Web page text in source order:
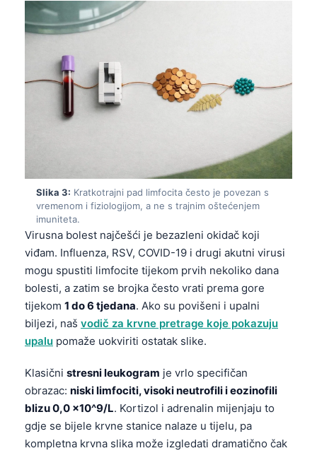
Slika 3: Kratkotrajni pad limfocita često je povezan s
vremenom i fiziologijom, a ne s trajnim oštećenjem
imuniteta.
Virusna bolest najčešći je bezazleni okidač koji
viđam. Influenza, RSV, COVID-19 i drugi akutni virusi
mogu spustiti limfocite tijekom prvih nekoliko dana
bolesti, a zatim se brojka često vrati prema gore
tijekom 1 do 6 tjedana. Ako su povišeni i upalni
biljezi, naš vodič za krvne pretrage koje pokazuju
upalu pomaže uokviriti ostatak slike.
Klasični stresni leukogram je vrlo specifičan
obrazac: niski limfociti, visoki neutrofili i eozinofili
blizu 0,0 x10^9/L. Kortizol i adrenalin mijenjaju to
gdje se bijele krvne stanice nalaze u tijelu, pa
kompletna krvna slika može izgledati dramatično čak